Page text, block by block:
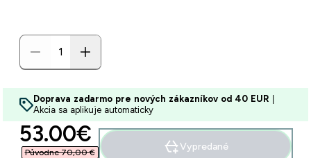
Doprava zadarmo pre nových zákazníkov od 40 EUR
Akcia sa aplikuje automaticky
discounted price
53.00€‎
Původne 70,00 €‎
Vypredané